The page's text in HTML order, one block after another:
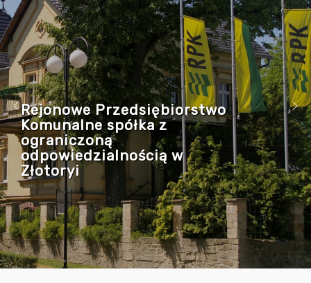
Rejonowe Przedsiębiorstwo
Komunalne spółka z
ograniczoną
odpowiedzialnością w
Złotoryi